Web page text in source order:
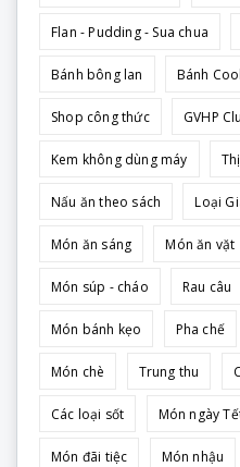
Flan - Pudding - Sua chua
Bánh bông lan Bánh
Shop công thức GVHP
Kem không dùng máy
Nấu ăn theo sách Loại
Món ăn sáng Món ăn vặt
Món súp - cháo Rau câu
Món bánh kẹo Pha chế
Món chè Trung thu
Các loại sốt Món ngày
Món đãi tiệc Món nhậu